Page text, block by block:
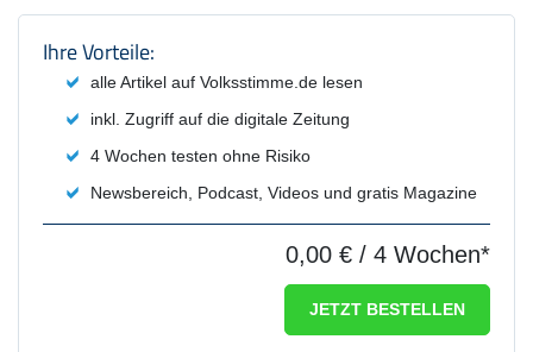
Produktzusammenfassung und
Ihre Vorteile:
alle Artikel auf Volksstimme.de lesen
inkl. Zugriff auf die digitale Zeitung
4 Wochen testen ohne Risiko
Newsbereich, Podcast, Videos und gratis Magazine
0,00 € / 4 Wochen*
JETZT BESTELLEN